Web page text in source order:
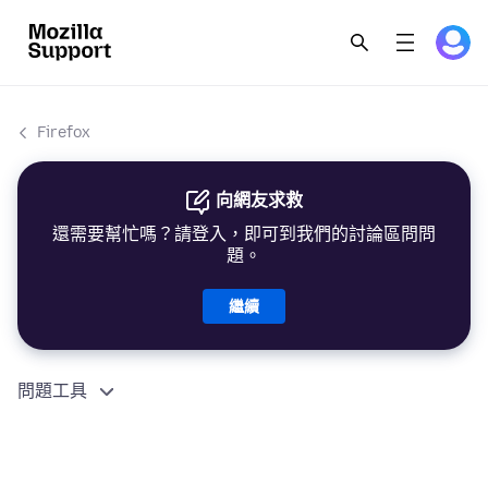
Firefox
向網友求救
還需要幫忙嗎？請登入，即可到我們的討論區問問
題。
繼續
問題工具